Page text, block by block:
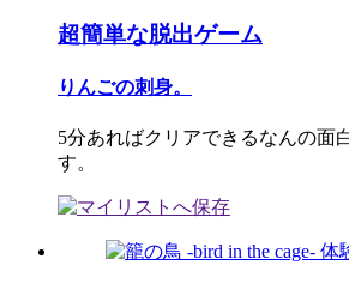
超簡単な脱出ゲーム
りんごの刺身。
5分あればクリアできるなんの面
す。